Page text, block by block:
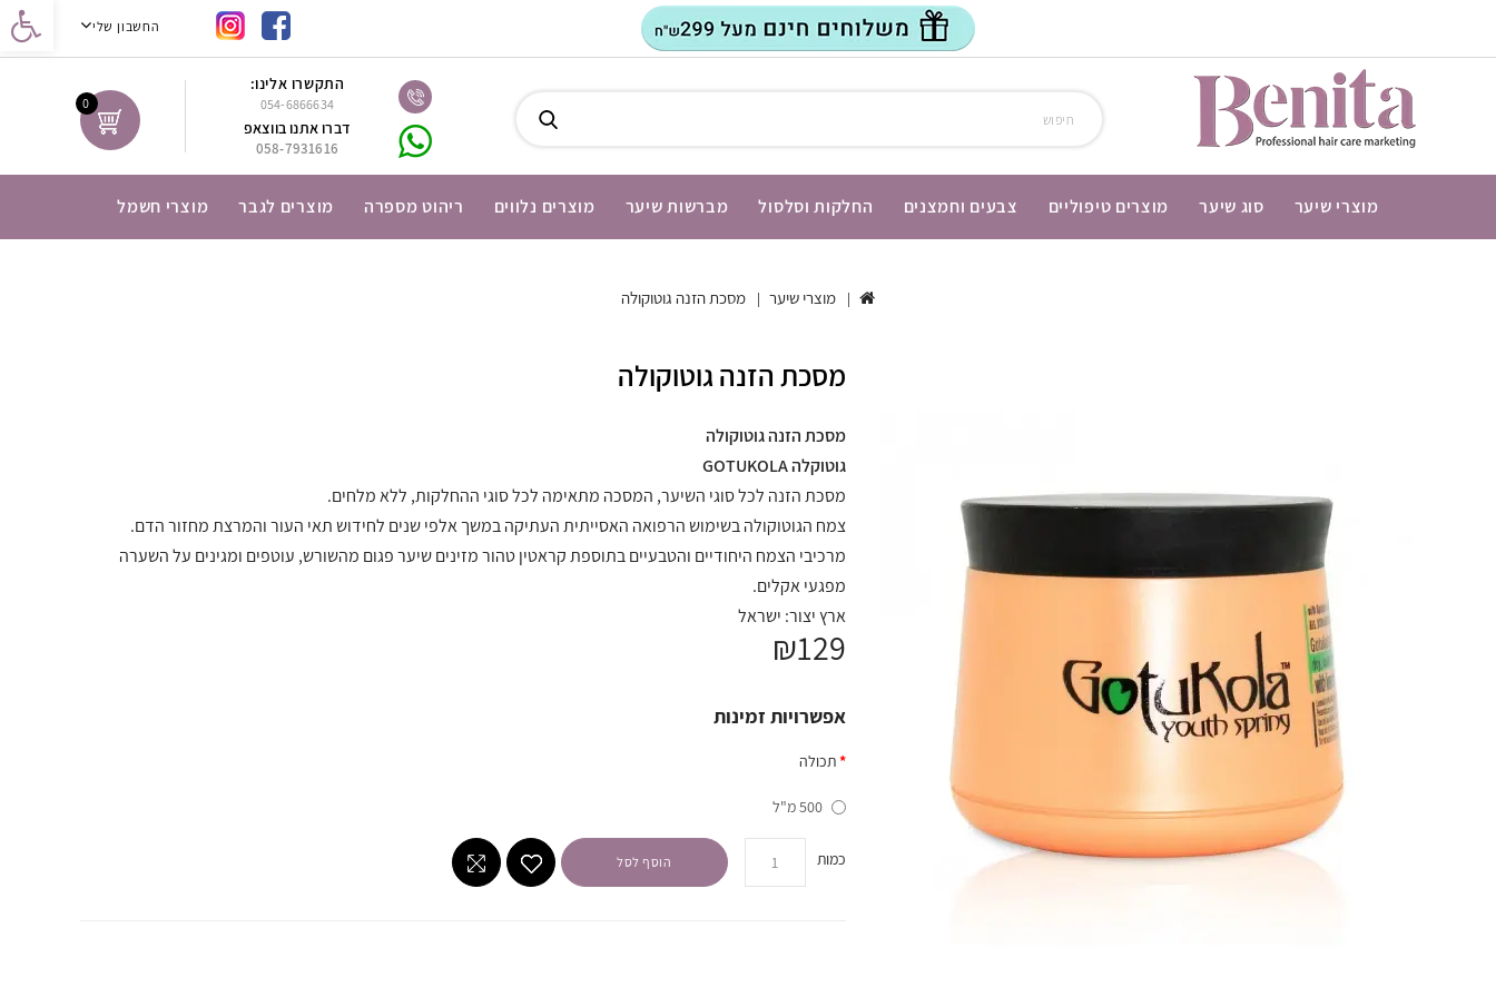
נגישות החשבון שלי
0
התקשרו אלינו:
054-6866634
דברו אתנו בווצאפ
058-7931616
מוצרי שיער סוג שיער מוצרים טיפוליים צבעים וחמצנים החלקות וסלסול מברשות שיער מוצרים נלווים ריהוט מספרה מוצרים לגבר מוצרי חשמל
מוצרי שיער מסכת הזנה גוטוקולה
מסכת הזנה גוטוקולה
מסכת הזנה גוטוקולה
גוטוקלה GOTUKOLA
מסכת הזנה לכל סוגי השיער, המסכה מתאימה לכל סוגי ההחלקות, ללא מלחים.
צמח הגוטוקולה בשימוש הרפואה האסייתית העתיקה במשך אלפי שנים לחידוש תאי העור והמרצת מחזור הדם.
מרכיבי הצמח היחודיים והטבעיים בתוספת קראטין טהור מזינים שיער פגום מהשורש, עוטפים ומגינים על השערה
מפגעי אקלים.
ארץ יצור: ישראל
₪129
אפשרויות זמינות
תכולה
500 מ"ל
כמות הוסף לסל